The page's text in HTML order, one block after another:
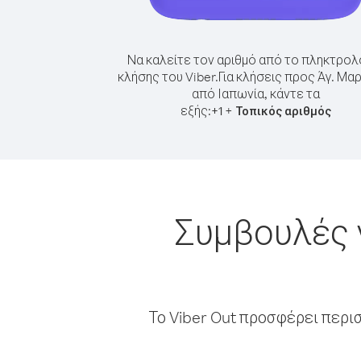
Να καλείτε τον αριθμό από το
κλήσης του Viber.Για κλήσεις προς Άγ.
από Ιαπωνία, κάντε τα
εξής:+1+ Τοπικός αριθμός
Συμβουλές
Το Viber Out προσφέρει